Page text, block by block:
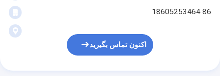
86 18605253464
اکنون تماس بگیرید